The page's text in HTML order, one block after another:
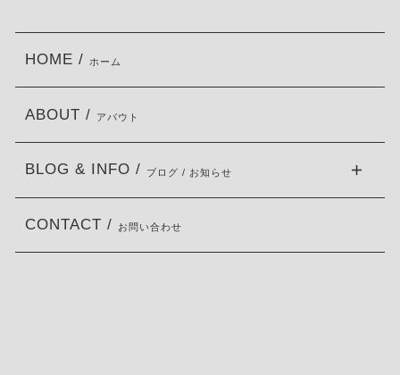
HOME / ホーム
ABOUT / アバウト
BLOG & INFO / ブログ / お知らせ
CONTACT / お問い合わせ